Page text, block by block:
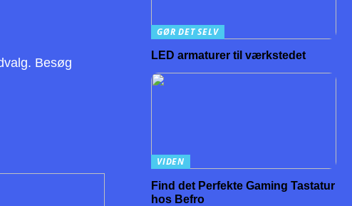
Besøg
GØR DET SELV
LED armaturer til værkstedet
VIDEN
Find det Perfekte Gaming Tastatur
hos Befro